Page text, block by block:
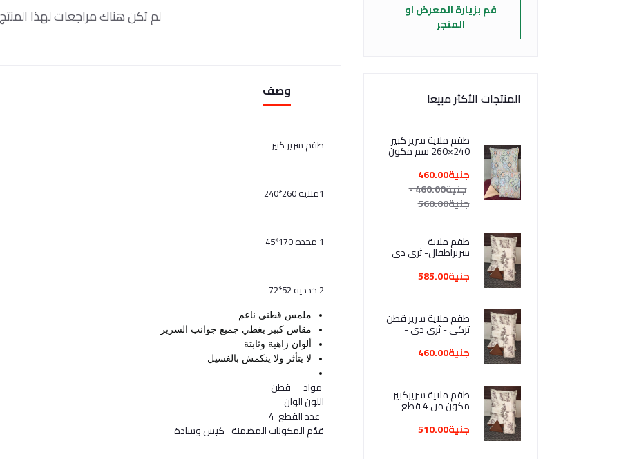
قم بزيارة المعرض او
المتجر
المنتجات الأكثر مبيعا
طقم ملاية سرير كبير
240×260 سم مكون
من 4 قطع مخده
170*45 ...2 خدديه
52*72* خامه العامريه
جنية460.00
جنية460.00 -
جنية560.00
طقم ملاية
سريراطفال- ثرى دى
مقاس كبير -قطن
مزيج القطن
جنية585.00
طقم ملاية سرير قطن
تركى - ثرى دى -
جنية460.00
طقم ملاية سريركبير
مكون من 4 قطع
مصنوع من القطن
مزيج متعدد الألوان
مقاس240*260سم
جنية510.00
لم تكن هناك مراجعات لهذا
وصف
طقم سرير كبير
1ملايه 260*240
1 مخده 170*45
2 خدديه 52*72
ملمس قطنى ناعم
مقاس كبير يغطي جميع جوانب السرير
ألوان زاهية وثابتة
لا يتأثر ولا ينكمش بالغسيل
مواد
قطن
اللون الوان
عدد القطع 4
قدّم المكونات المضمنة كيس وسادة